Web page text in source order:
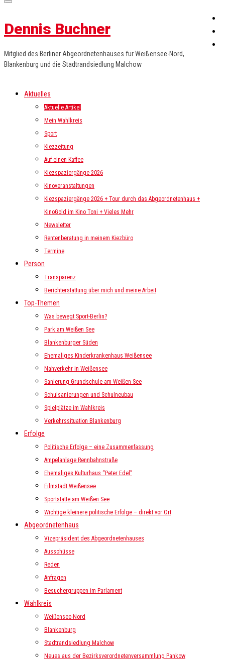
Dennis Buchner
Mitglied des Berliner Abgeordnetenhauses für Weißensee-Nord,
Blankenburg und die Stadtrandsiedlung Malchow
Aktuelles
Aktuelle Artikel
Mein Wahlkreis
Sport
Kiezzeitung
Auf einen Kaffee
Kiezspaziergänge 2026
Kinoveranstaltungen
Kiezspaziergänge 2026 + Tour durch das Abgeordnetenhaus +
KinoGold im Kino Toni + Vieles Mehr
Newsletter
Rentenberatung in meinem Kiezbüro
Termine
Person
Transparenz
Berichterstattung über mich und meine Arbeit
Top-Themen
Was bewegt Sport-Berlin?
Park am Weißen See
Blankenburger Süden
Ehemaliges Kinderkrankenhaus Weißensee
Nahverkehr in Weißensee
Sanierung Grundschule am Weißen See
Schulsanierungen und Schulneubau
Spielplätze im Wahlkreis
Verkehrssituation Blankenburg
Erfolge
Politische Erfolge – eine Zusammenfassung
Ampelanlage Rennbahnstraße
Ehemaliges Kulturhaus “Peter Edel”
Filmstadt Weißensee
Sportstätte am Weißen See
Wichtige kleinere politische Erfolge – direkt vor Ort
Abgeordnetenhaus
Vizepräsident des Abgeordnetenhauses
Ausschüsse
Reden
Anfragen
Besuchergruppen im Parlament
Wahlkreis
Weißensee-Nord
Blankenburg
Stadtrandsiedlung Malchow
Neues aus der Bezirksverordnetenversammlung Pankow